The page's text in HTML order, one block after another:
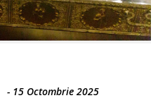
- 15 Octombrie 2025